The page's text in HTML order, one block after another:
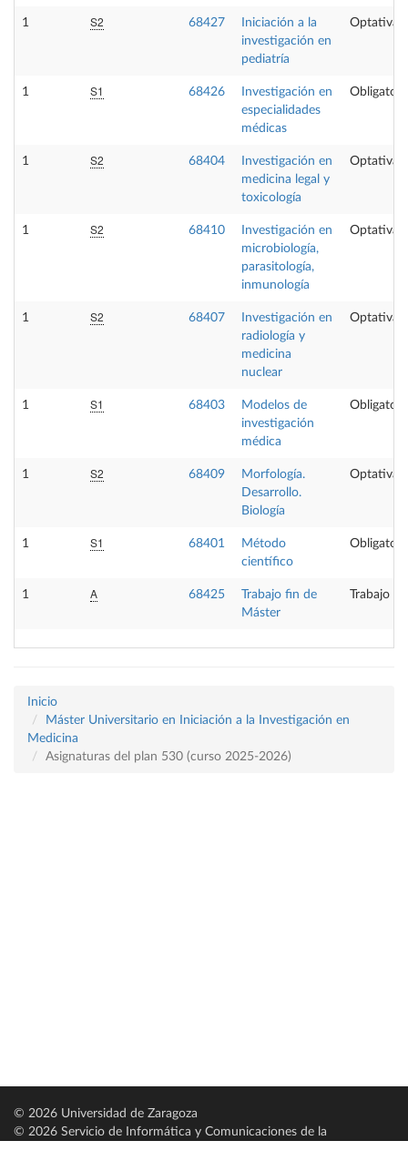
1 S2 68427
Iniciación a la
investigación en
pediatría
Optativa
1 S1 68426
Investigación en
especialidades
médicas
1 S2 68404
Investigación en
medicina legal y
toxicología
Optativa
1 S2 68410
Investigación en
microbiología,
parasitología,
inmunología
Optativa
1 S2 68407
Investigación en
radiología y
medicina
nuclear
Optativa
1 S1 68403
Modelos de
investigación
médica
1 S2 68409
Morfología.
Desarrollo.
Biología
Optativa
1 S1 68401
Método
científico
1 A 68425
Trabajo fin de
Máster
Trabajo
Inicio
Máster Universitario en Iniciación a la Investigación en
Medicina
Asignaturas del plan 530 (curso 2025-2026)
© 2026 Universidad de Zaragoza
© 2026 Servicio de Informática y Comunicaciones de la